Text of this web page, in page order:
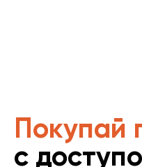
Покупай
с